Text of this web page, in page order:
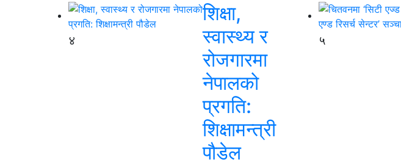
४
शिक्षा,
स्वास्थ्य र
रोजगारमा
नेपालको
प्रगति:
शिक्षामन्त्री
पौडेल
५